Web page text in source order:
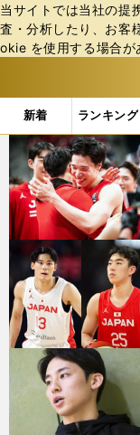
当サイトでは当社の提
査・分析したり、お客
okie を使⽤する場合が
新着 ランキング
b
ス
ポ
ル
テ
ィ
ー
バ
「#バスケＷ